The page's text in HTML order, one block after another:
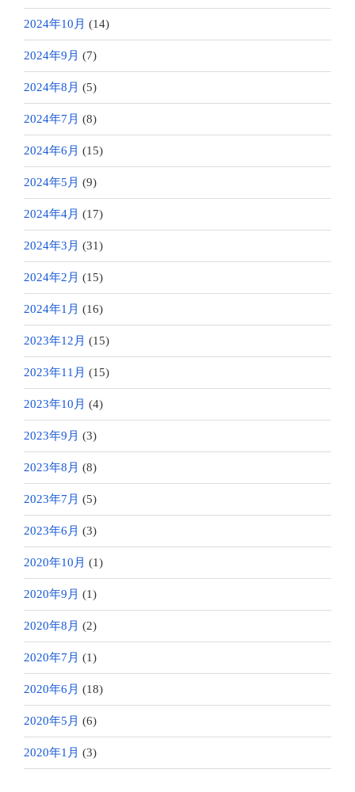
2024年10月 (14)
2024年9月 (7)
2024年8月 (5)
2024年7月 (8)
2024年6月 (15)
2024年5月 (9)
2024年4月 (17)
2024年3月 (31)
2024年2月 (15)
2024年1月 (16)
2023年12月 (15)
2023年11月 (15)
2023年10月 (4)
2023年9月 (3)
2023年8月 (8)
2023年7月 (5)
2023年6月 (3)
2020年10月 (1)
2020年9月 (1)
2020年8月 (2)
2020年7月 (1)
2020年6月 (18)
2020年5月 (6)
2020年1月 (3)